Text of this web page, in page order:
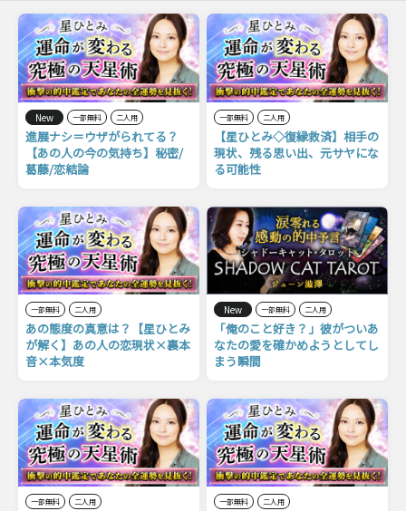
New 一部無料 二人用
進展ナシ＝ウザがられてる？
【あの人の今の気持ち】秘密/
葛藤/恋結論
一部無料 二人用
【星ひとみ◇復縁救済】相手の
現状、残る思い出、元サヤにな
る可能性
一部無料 二人用
あの態度の真意は？【星ひとみ
が解く】あの人の恋現状×裏本
音×本気度
New 一部無料 二人用
「俺のこと好き？」彼がついあ
なたの愛を確かめようとしてし
まう瞬間
一部無料 二人用 一部無料 二人用